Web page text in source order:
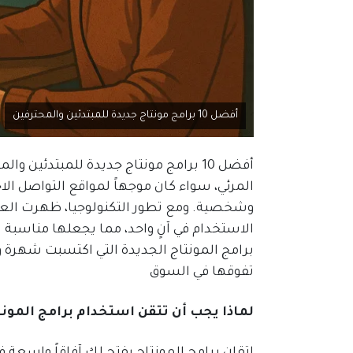
أفضل 10 برامج مونتاج جديدة للمبتدئين والمحترفين
أفضل 10 برامج مونتاج جديدة
المرئي، سواء كان موجهاً لمواقع التواصل
وشخصية. ومع تطور التكنولوجيا، ظهرت
الاستخدام في آنٍ واحد، مما يجعلها
برامج المونتاج الجديدة التي اكتسبت
تفوقها في السوق
لماذا يجب أن تتقن استخدام برامج